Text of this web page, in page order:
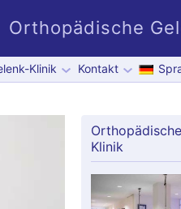
Orthopädische
Klinik Kontakt
Klinik